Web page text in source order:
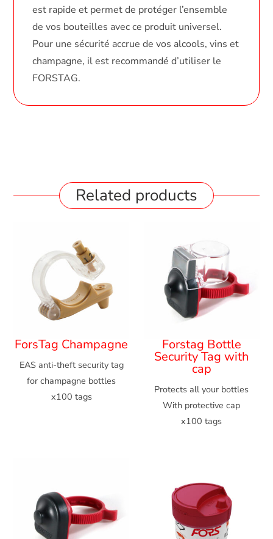
est rapide et permet de protéger l’ensemble
de vos bouteilles avec ce produit universel.
Pour une sécurité accrue de vos alcools, vins et
champagne, il est recommandé d’utiliser le
FORSTAG.
Related products
ForsTag Champagne
EAS anti-theft security tag
for champagne bottles
x100 tags
Forstag Bottle
Security Tag with
cap
Protects all your bottles
With protective cap
x100 tags